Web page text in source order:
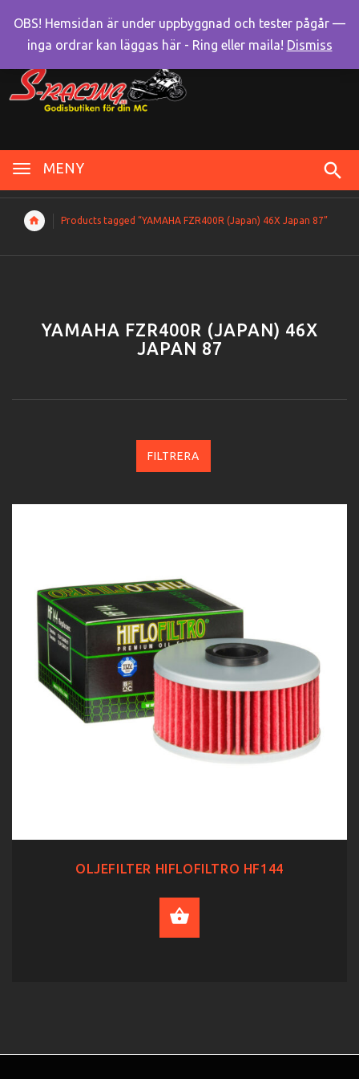
MENY
Products tagged “YAMAHA FZR400R (Japan) 46X Japan 87”
YAMAHA FZR400R (JAPAN) 46X
JAPAN 87
FILTRERA
OLJEFILTER HIFLOFILTRO HF144
OBS! Hemsidan är under uppbyggnad och tester pågår —
inga ordrar kan läggas här - Ring eller maila! Dismiss